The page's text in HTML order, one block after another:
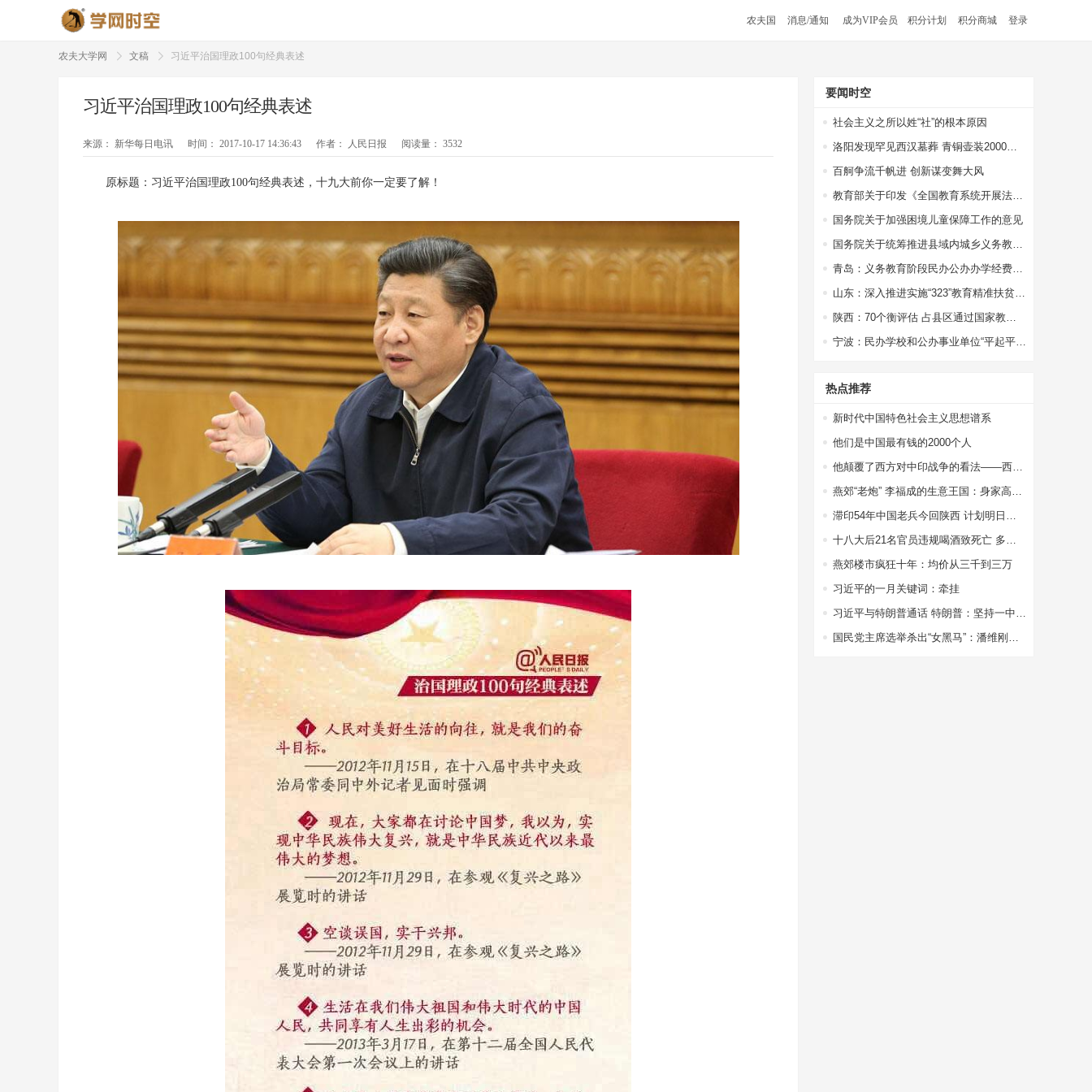
农夫国 消息/通知 成为VIP会员 积分计划 积分商城 登录
农夫大学网 文稿 习近平治国理政100句经典表述
习近平治国理政100句经典表述
来源： 新华每日电讯 时间： 2017-10-17 14:36:43 作者： 人民日报 阅读量： 3532
原标题：习近平治国理政100句经典表述，十九大前你一定要了解！
要闻时空
社会主义之所以姓“社”的根本原因
洛阳发现罕见西汉墓葬 青铜壶装2000多年前美酒，酒液澄清透明
百舸争流千帆进 创新谋变舞大风
教育部关于印发《全国教育系统开展法治宣传教育的第七个五年规划（2016-2020年）》的通知
国务院关于加强困境儿童保障工作的意见
国务院关于统筹推进县域内城乡义务教育一体化改革发展的若干意见
青岛：义务教育阶段民办公办办学经费一视同仁
山东：深入推进实施“323”教育精准扶贫工程
陕西：70个衡评估 占县区通过国家教育均比65.4%
宁波：民办学校和公办事业单位“平起平坐”
热点推荐
新时代中国特色社会主义思想谱系
他们是中国最有钱的2000个人
他颠覆了西方对中印战争的看法——西方权威专家站出来为中国说话了
燕郊“老炮” 李福成的生意王国：身家高达67亿
滞印54年中国老兵今回陕西 计划明日扫墓探亲
十八大后21名官员违规喝酒致死亡 多因接待领导
燕郊楼市疯狂十年：均价从三千到三万
习近平的一月关键词：牵挂
习近平与特朗普通话 特朗普：坚持一中政策
国民党主席选举杀出“女黑马”：潘维刚或参选